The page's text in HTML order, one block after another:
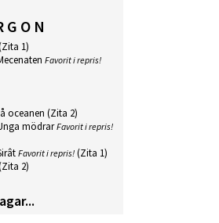
1)
Favorit i repris!
oceanen (Zita 2)
mödrar Favorit i repris!
Favorit i repris! (Zita 1)
2)